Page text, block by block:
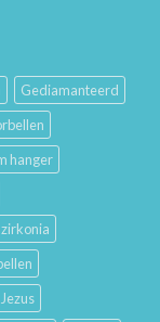
Gediamanteerd
hanger